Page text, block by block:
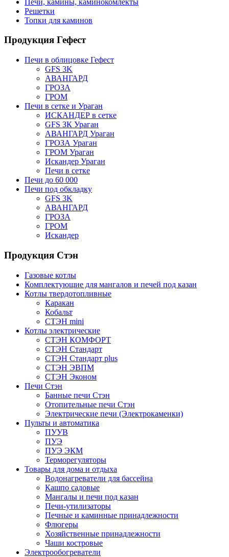
Решетки
Топки для каминов
Продукция Гефест
Печи в облицовке Гефест
GFS 3K
АВАНГАРД
ГРОЗА
ГРОМ
Печи в сетке и Ураган
ИСКАНДЕР в сетке
GFS ЗК Ураган
АВАНГАРД Ураган
ГРОЗА Ураган
ГРОМ Ураган
Искандер Ураган
Печи в сетке
Печи до 60 000
Печи под обкладку
GFS 3K
АВАНГАРД
ГРОЗА
ГРОМ
Искандер
Продукция Стэн
Газовые котлы
Комплектующие для мангалов и печей под казан
Котлы твердотопливные
Каракан
Кобальт
СТЭН mini
Котлы электрические
СТЭН КОМФОРТ
СТЭН Стандарт
СТЭН Стандарт plus
СТЭН ЭВПМ
СТЭН Эконом
Печи Стэн
Банные печи Стэн
Отопительные печи Стэн
Электрические печи (Электрокаменки)
Пульты и автоматика
ПУУВ
ПУЭ
ПУЭ ЭКМ
Терморегуляторы
Товары для дома и отдыха
Водонагреватели для бассейна
Кашпо садовые
Мангалы и печи под казан
Печи-утилизаторы
Печные и каминные принадлежности
Флюгеры
Хозяйственные принадлежности
Чаши костровые
Электрообогреватели